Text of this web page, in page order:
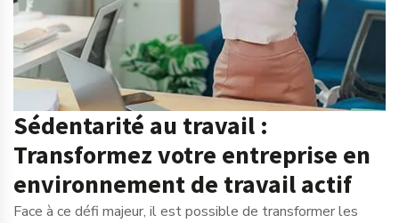
Sédentarité au travail :
Transformez votre entreprise en
environnement de travail actif
Face à ce défi majeur, il est possible de transformer les